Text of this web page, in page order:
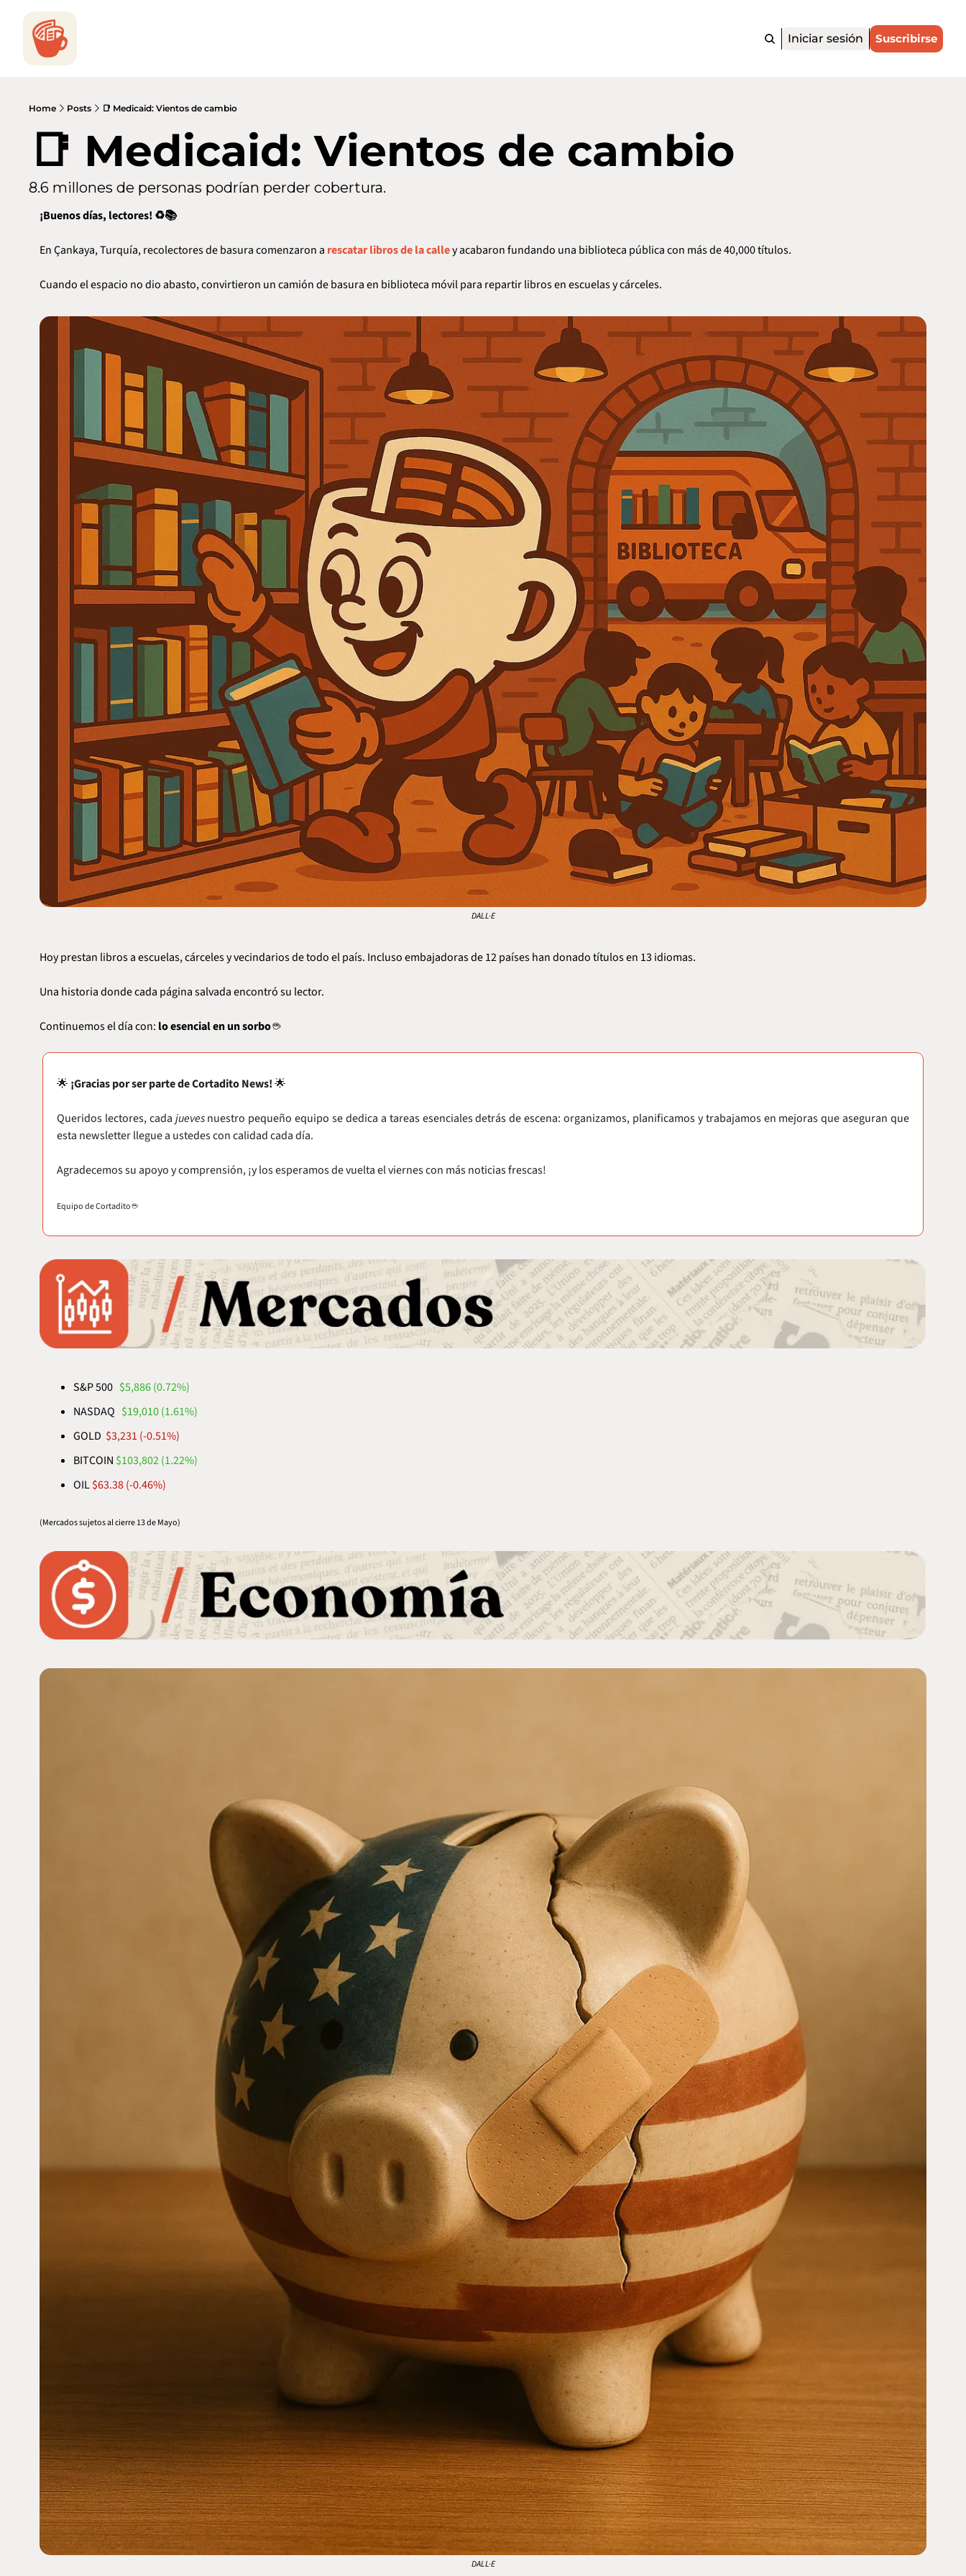
Iniciar sesión Suscribirse
Home Posts 📑 Medicaid: Vientos de cambio
📑 Medicaid: Vientos de cambio
8.6 millones de personas podrían perder cobertura.
¡Buenos días, lectores! ♻️📚
En Çankaya, Turquía, recolectores de basura comenzaron a rescatar libros de la calle y acabaron fundando una biblioteca pública con más de 40,000 títulos.
Cuando el espacio no dio abasto, convirtieron un camión de basura en biblioteca móvil para repartir libros en escuelas y cárceles.
DALL·E
Hoy prestan libros a escuelas, cárceles y vecindarios de todo el país. Incluso embajadoras de 12 países han donado títulos en 13 idiomas.
Una historia donde cada página salvada encontró su lector.
Continuemos el día con: lo esencial en un sorbo ☕
🌟 ¡Gracias por ser parte de Cortadito News! 🌟
Queridos lectores, cada jueves nuestro pequeño equipo se dedica a tareas esenciales detrás de escena: organizamos, planificamos y trabajamos en mejoras que aseguran que
esta newsletter llegue a ustedes con calidad cada día.
Agradecemos su apoyo y comprensión, ¡y los esperamos de vuelta el viernes con más noticias frescas!
Equipo de Cortadito ☕️
S&P 500 $5,886 (0.72%)
NASDAQ $19,010 (1.61%)
GOLD $3,231 (-0.51%)
BITCOIN $103,802 (1.22%)
OIL $63.38 (-0.46%)
(Mercados sujetos al cierre 13 de Mayo)
DALL·E